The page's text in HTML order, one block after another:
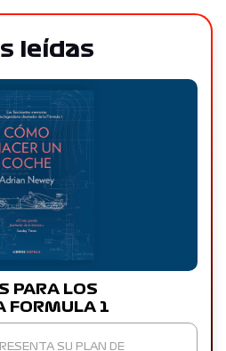
leídas
PARA LOS
FORMULA 1
SU PLAN DE